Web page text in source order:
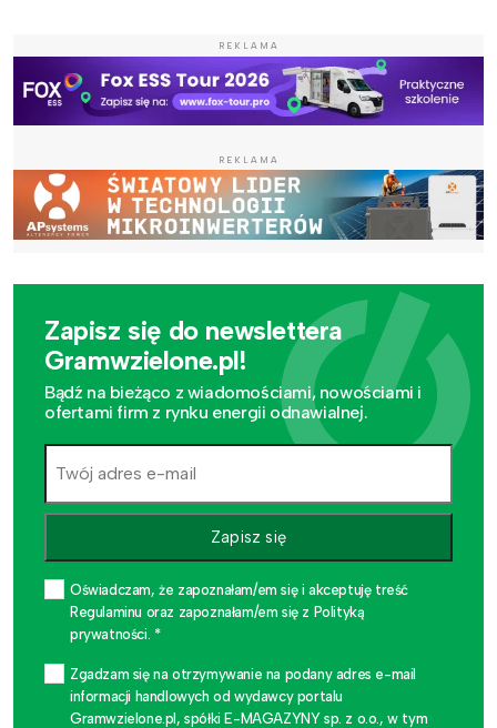
REKLAMA
REKLAMA
Zapisz się do newslettera
Gramwzielone.pl!
Bądź na bieżąco z wiadomościami, nowościami i
ofertami firm z rynku energii odnawialnej.
Zapisz się
Oświadczam, że zapoznałam/em się i akceptuję treść
Regulaminu oraz zapoznałam/em się z Polityką
prywatności. *
Zgadzam się na otrzymywanie na podany adres e-mail
informacji handlowych od wydawcy portalu
Gramwzielone.pl, spółki E-MAGAZYNY sp. z o.o., w tym